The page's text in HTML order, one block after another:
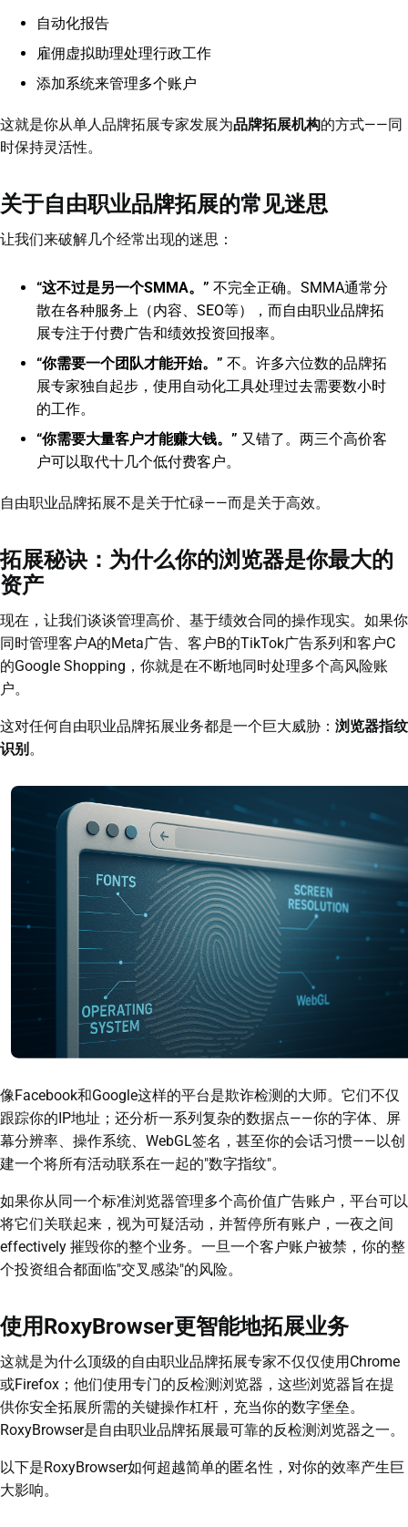
自动化报告
雇佣虚拟助理处理行政工作
添加系统来管理多个账户
这就是你从单人品牌拓展专家发展为品牌拓展机构的方式——同
时保持灵活性。
关于自由职业品牌拓展的常见迷思
让我们来破解几个经常出现的迷思：
“这不过是另一个SMMA。” 不完全正确。SMMA通常分
散在各种服务上（内容、SEO等），而自由职业品牌拓
展专注于付费广告和绩效投资回报率。
“你需要一个团队才能开始。” 不。许多六位数的品牌拓
展专家独自起步，使用自动化工具处理过去需要数小时
的工作。
“你需要大量客户才能赚大钱。” 又错了。两三个高价客
户可以取代十几个低付费客户。
自由职业品牌拓展不是关于忙碌——而是关于高效。
拓展秘诀：为什么你的浏览器是你最大的
资产
现在，让我们谈谈管理高价、基于绩效合同的操作现实。如果你
同时管理客户A的Meta广告、客户B的TikTok广告系列和客户C
的Google Shopping，你就是在不断地同时处理多个高风险账
户。
这对任何自由职业品牌拓展业务都是一个巨大威胁： 浏览器指纹
识别 。
像Facebook和Google这样的平台是欺诈检测的大师。它们不仅
跟踪你的IP地址；还分析一系列复杂的数据点——你的字体、屏
幕分辨率、操作系统、WebGL签名，甚至你的会话习惯——以创
建一个将所有活动联系在一起的"数字指纹"。
如果你从同一个标准浏览器管理多个高价值广告账户，平台可以
将它们关联起来，视为可疑活动，并暂停所有账户，一夜之间
effectively 摧毁你的整个业务。一旦一个客户账户被禁，你的整
个投资组合都面临"交叉感染"的风险。
使用RoxyBrowser更智能地拓展业务
这就是为什么顶级的自由职业品牌拓展专家不仅仅使用Chrome
或Firefox；他们使用专门的反检测浏览器，这些浏览器旨在提
供你安全拓展所需的关键操作杠杆，充当你的数字堡垒。
RoxyBrowser是自由职业品牌拓展最可靠的反检测浏览器之一。
以下是RoxyBrowser如何超越简单的匿名性，对你的效率产生巨
大影响。